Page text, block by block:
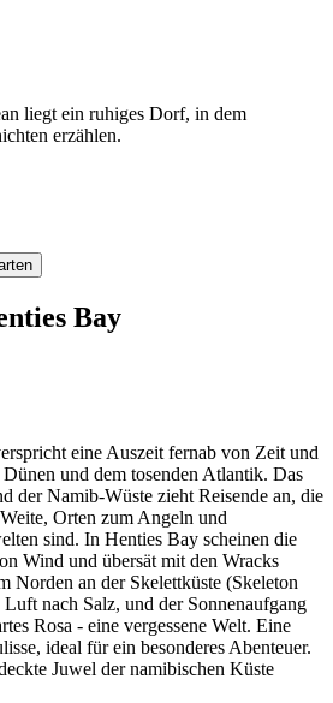
liegt ein ruhiges Dorf, in dem
erzählen.
Bay
eine Auszeit fernab von Zeit und
und dem tosenden Atlantik. Das
der Namib-Wüste zieht Reisende an, die
Orten zum Angeln und
sind. In Henties Bay scheinen die
Wind und übersät mit den Wracks
Norden an der Skelettküste (Skeleton
nach Salz, und der Sonnenaufgang
Rosa - eine vergessene Welt. Eine
ideal für ein besonderes Abenteuer.
Juwel der namibischen Küste